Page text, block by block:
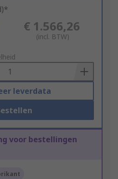
€ 1.566,26
(incl. BTW)
leverdata
voor bestellingen